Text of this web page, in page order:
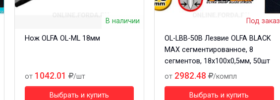
В наличии
Нож OLFA OL-ML 18мм
от 1042.01 /шт
Выбрать и купить
Под заказ
OL-LBB-50B Лезвие OLFA BLACK
MAX сегментированное, 8
сегментов, 18х100х0,5мм, 50шт
от 2982.48 /компл
Выбрать и купить